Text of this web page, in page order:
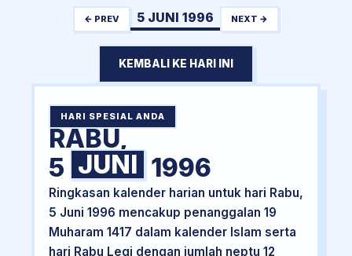
← PREV 5 JUNI 1996 NEXT →
KEMBALI KE HARI INI
HARI SPESIAL ANDA
RABU,
5 JUNI 1996
Ringkasan kalender harian untuk hari Rabu,
5 Juni 1996 mencakup penanggalan 19
Muharam 1417 dalam kalender Islam serta
hari Rabu Legi dengan jumlah neptu 12